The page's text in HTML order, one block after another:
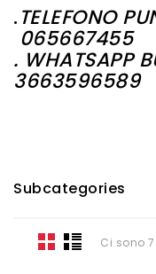
.TELEFONO
065667455
. WHATSAPP
3663596589
Subcategories
Ci sono